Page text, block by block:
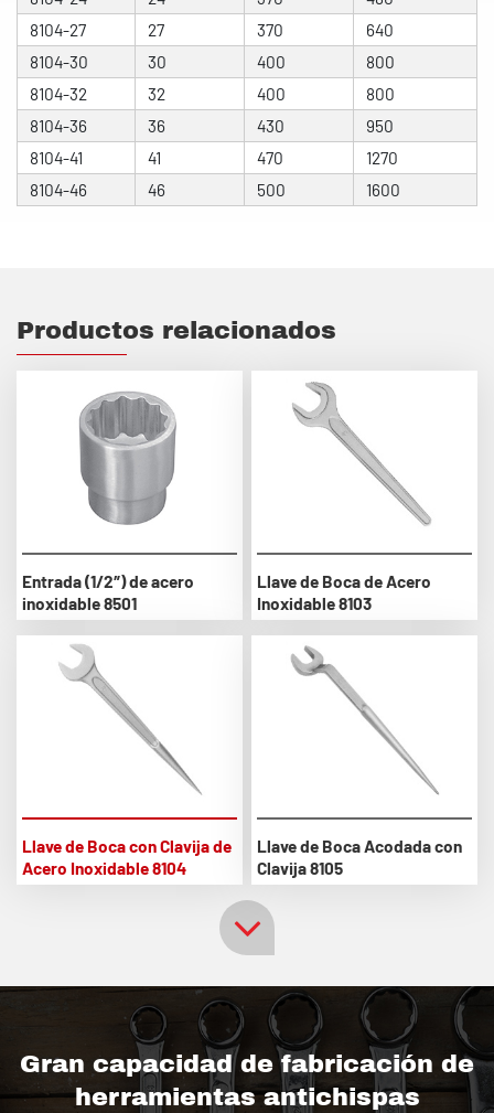
8104-27
27 370
640
8104-30
30 400
800
8104-32
32 400
800
8104-36
36 430
950
8104-41
41 470
1270
8104-46
46 500 1600
Productos relacionados
Entrada (1/2″) de acero
inoxidable 8501
Llave de Boca de Acero
Inoxidable 8103
Llave de Boca con Clavija de
Acero Inoxidable 8104
Llave de Boca Acodada con
Clavija 8105
Gran capacidad de fabricación de
herramientas antichispas